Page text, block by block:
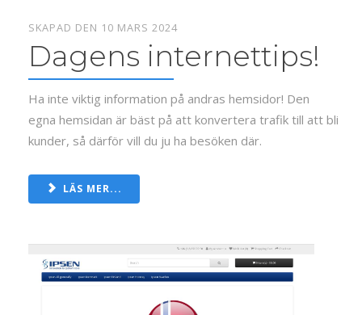
SKAPAD DEN 10 MARS 2024
Dagens internettips!
Ha inte viktig information på andras hemsidor! Den
egna hemsidan är bäst på att konvertera trafik till att bli
kunder, så därför vill du ju ha besöken där.
LÄS MER...